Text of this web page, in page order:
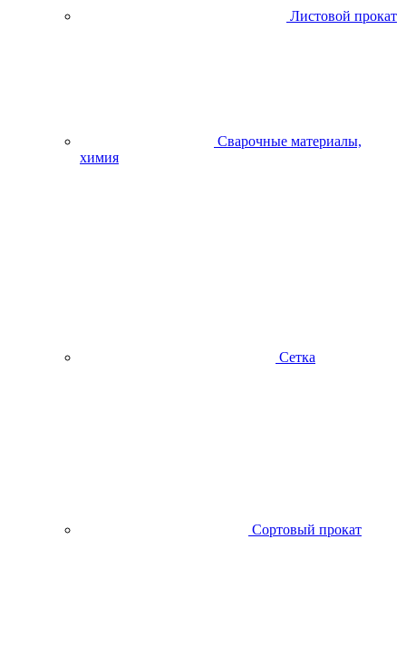
Листовой прокат
Сварочные материалы,
химия
Сетка
Сортовый прокат